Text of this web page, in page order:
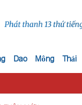
Dao Mông Thái